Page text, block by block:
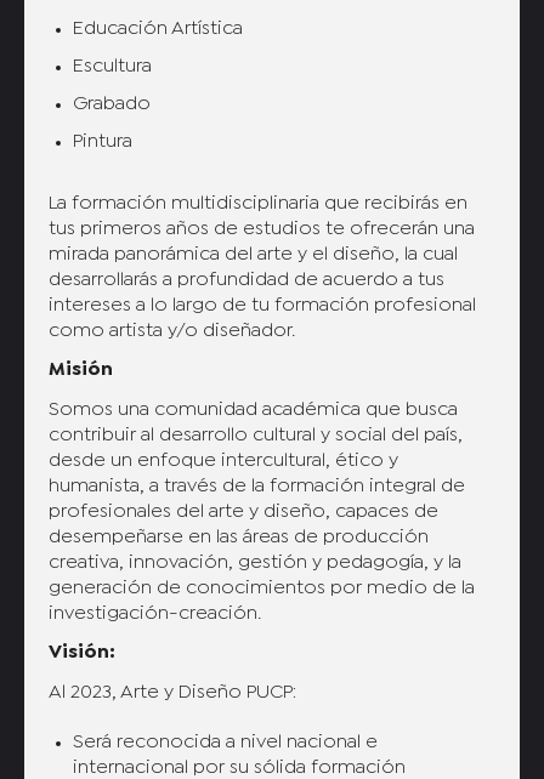
Educación Artística
Escultura
Grabado
Pintura
La formación multidisciplinaria que recibirás en
tus primeros años de estudios te ofrecerán una
mirada panorámica del arte y el diseño, la cual
desarrollarás a profundidad de acuerdo a tus
intereses a lo largo de tu formación profesional
como artista y/o diseñador.
Misión
Somos una comunidad académica que busca
contribuir al desarrollo cultural y social del país,
desde un enfoque intercultural, ético y
humanista, a través de la formación integral de
profesionales del arte y diseño, capaces de
desempeñarse en las áreas de producción
creativa, innovación, gestión y pedagogía, y la
generación de conocimientos por medio de la
investigación-creación.
Visión:
Al 2023, Arte y Diseño PUCP:
Será reconocida a nivel nacional e
internacional por su sólida formación